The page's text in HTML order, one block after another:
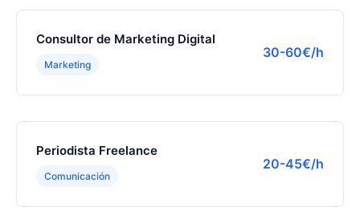
Consultor de Marketing Digital
Marketing
30-60€/h
Periodista Freelance
Comunicación
20-45€/h